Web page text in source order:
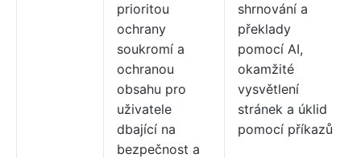
prioritou
ochrany
soukromí a
ochranou
obsahu pro
uživatele
dbající na
bezpečnost a
shrnování a
překlady
pomocí AI,
okamžité
vysvětlení
stránek a úklid
pomocí příkazů